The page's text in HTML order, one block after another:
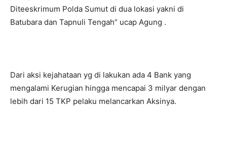
Diteeskrimum Polda Sumut di dua lokasi yakni di
Batubara dan Tapnuli Tengah” ucap Agung .
Dari aksi kejahataan yg di lakukan ada 4 Bank yang
mengalami Kerugian hingga mencapai 3 milyar dengan
lebih dari 15 TKP pelaku melancarkan Aksinya.